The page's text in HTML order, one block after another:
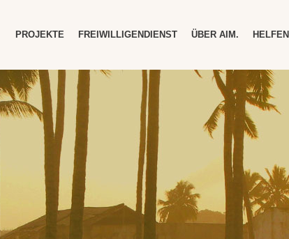
PROJEKTE FREIWILLIGENDIENST ÜBER AIM. HELFEN